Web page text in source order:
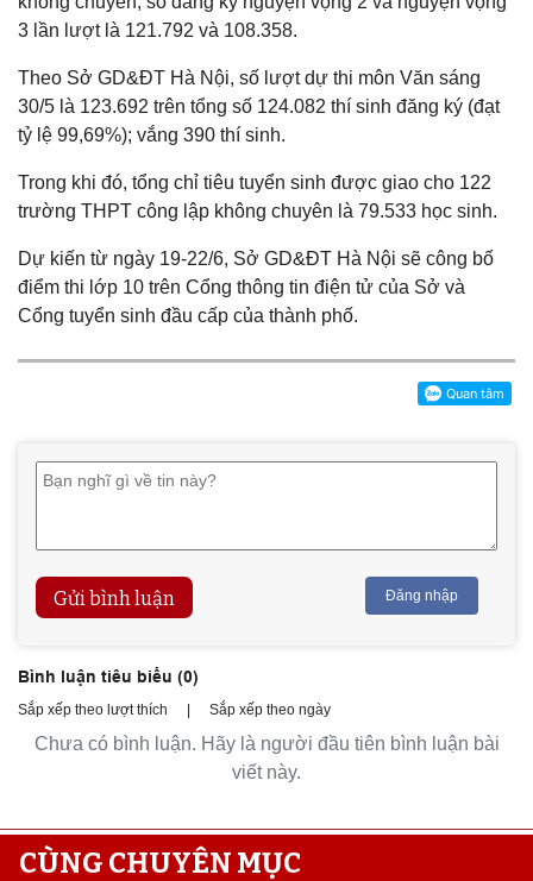
3 lần lượt là 121.792 và 108.358.
Theo Sở GD&ĐT Hà Nội, số lượt dự thi môn Văn sáng
30/5 là 123.692 trên tổng số 124.082 thí sinh đăng ký (đạt
tỷ lệ 99,69%); vắng 390 thí sinh.
Trong khi đó, tổng chỉ tiêu tuyển sinh được giao cho 122
trường THPT công lập không chuyên là 79.533 học sinh.
Dự kiến từ ngày 19-22/6, Sở GD&ĐT Hà Nội sẽ công bố
điểm thi lớp 10 trên Cổng thông tin điện tử của Sở và
Cổng tuyển sinh đầu cấp của thành phố.
Gửi bình luận Đăng nhập
Bình luận tiêu biểu (0)
Sắp xếp theo lượt thích | Sắp xếp theo ngày
Chưa có bình luận. Hãy là người đầu tiên bình luận bài
viết này.
CÙNG CHUYÊN MỤC